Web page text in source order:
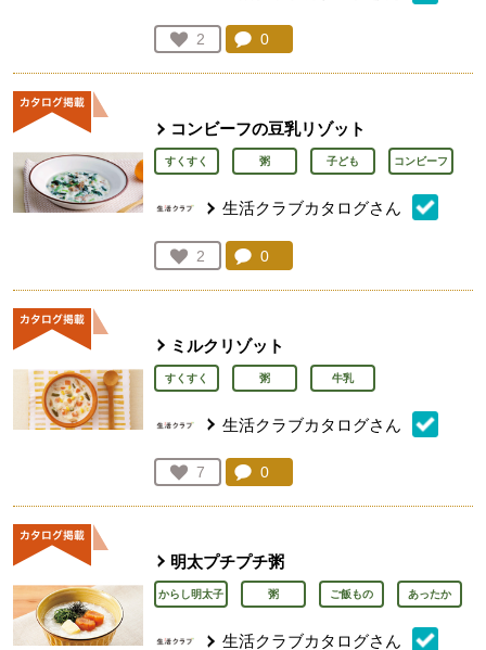
お気に入り登録：
2
人が登録
コメント：
0
コンビーフの豆乳リゾット
すくすく 粥 子ども コンビーフ
生活クラブカタログさん
お気に入り登録：
2
人が登録
コメント：
0
ミルクリゾット
すくすく 粥 牛乳
生活クラブカタログさん
お気に入り登録：
7
人が登録
コメント：
0
明太プチプチ粥
からし明太子 粥 ご飯もの あったか
生活クラブカタログさん